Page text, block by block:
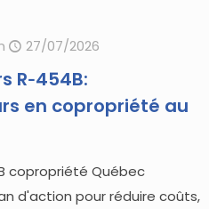
27/07/2026
R‑454B:
en copropriété au
copropriété Québec
d'action pour réduire coûts,